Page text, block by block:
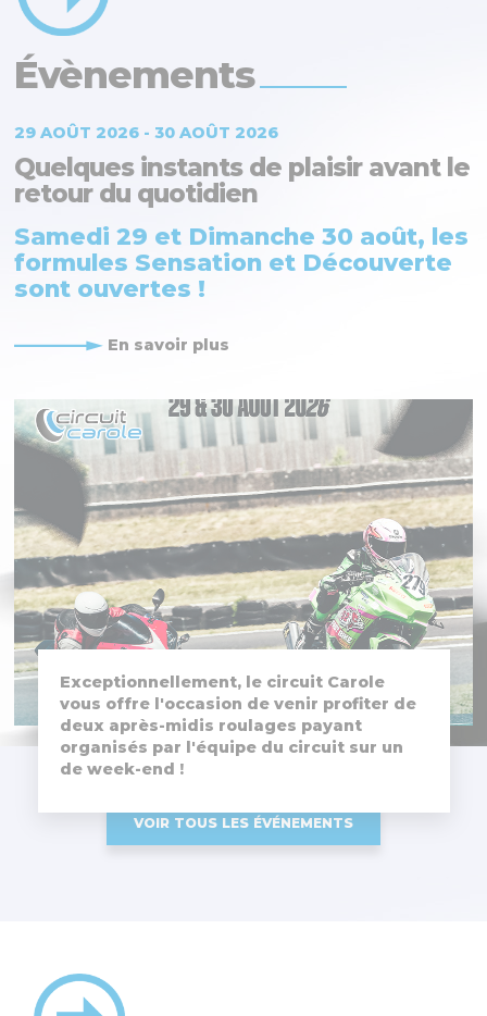
Évènements
29 AOÛT 2026 - 30 AOÛT 2026
Quelques instants de plaisir avant le
retour du quotidien
Samedi 29 et Dimanche 30 août, les
formules Sensation et Découverte
sont ouvertes !
En savoir plus
Exceptionnellement, le circuit Carole
vous offre l'occasion de venir profiter de
deux après-midis roulages payant
organisés par l'équipe du circuit sur un
de week-end !
VOIR TOUS LES ÉVÉNEMENTS